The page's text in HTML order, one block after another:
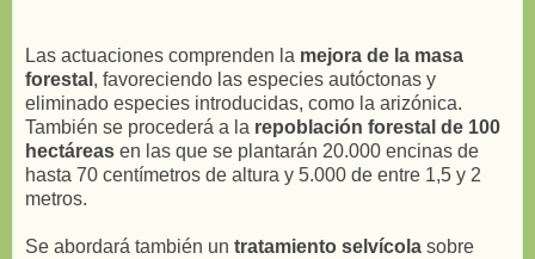
Las actuaciones comprenden la mejora de la masa
forestal , favoreciendo las especies autóctonas y
eliminado especies introducidas, como la arizónica.
También se procederá a la repoblación forestal de 100
hectáreas en las que se plantarán 20.000 encinas de
hasta 70 centímetros de altura y 5.000 de entre 1,5 y 2
metros.
Se abordará también un tratamiento selvícola sobre